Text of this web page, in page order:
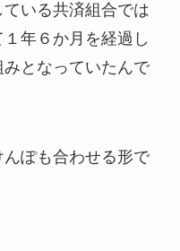
いる共済組合では
年６か月を経過し
となっていたんで
ぽも合わせる形で